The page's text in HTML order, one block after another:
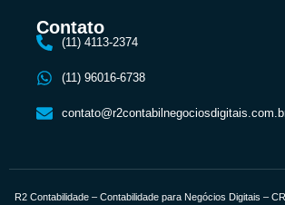
Contato
(11) 4113-2374
(11) 96016-6738
R2 Contabilidade – Contabilidade para Negócios Digitais –